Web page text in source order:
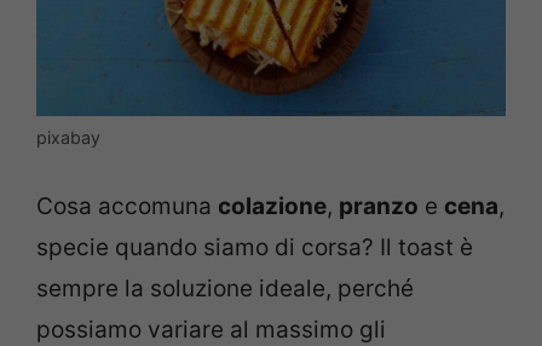
pixabay
Cosa accomuna colazione, pranzo e cena,
specie quando siamo di corsa? Il toast è
sempre la soluzione ideale, perché
possiamo variare al massimo gli